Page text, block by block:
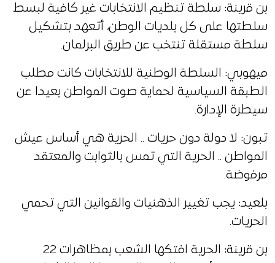
بن قرينة: سلطة تنظيم الانتخابات غير كافية لبسط
سلطتها على كل بلديات الوطن، أتعهد بتشكيل
سلطة مستقلة تنتخب عن طريق البرلمان.
ميهوبي: السلطة الوطنية للانتخابات كانت مطلب
الطبقة السياسية لحماية صوت المواطن بعيدا عن
سيطرة الإدارة.
تبون: لا دولة دون حريات .. الحرية هي أساس عيش
المواطن .. الحرية التي تمس بالثوابت والمعتقد
مرفوضة.
بلعيد: يجب تغيير الذهنيات والقوانين التي تحمي
الحريات.
بن قرينة: الحرية افتكها الشعب بمظاهرات 22